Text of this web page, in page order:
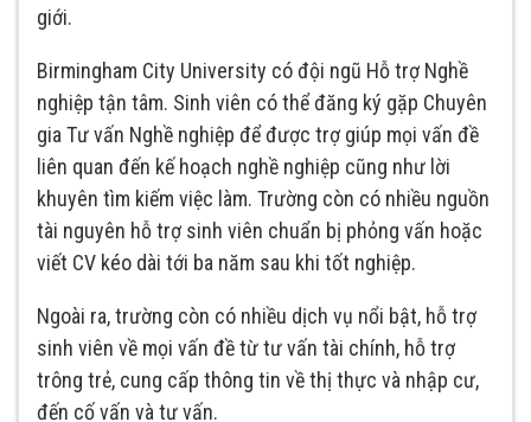
giới.
Birmingham City University có đội ngũ Hỗ trợ Nghề
nghiệp tận tâm. Sinh viên có thể đăng ký gặp Chuyên
gia Tư vấn Nghề nghiệp để được trợ giúp mọi vấn đề
liên quan đến kế hoạch nghề nghiệp cũng như lời
khuyên tìm kiếm việc làm. Trường còn có nhiều nguồn
tài nguyên hỗ trợ sinh viên chuẩn bị phỏng vấn hoặc
viết CV kéo dài tới ba năm sau khi tốt nghiệp.
Ngoài ra, trường còn có nhiều dịch vụ nổi bật, hỗ trợ
sinh viên về mọi vấn đề từ tư vấn tài chính, hỗ trợ
trông trẻ, cung cấp thông tin về thị thực và nhập cư,
đến cố vấn và tư vấn.